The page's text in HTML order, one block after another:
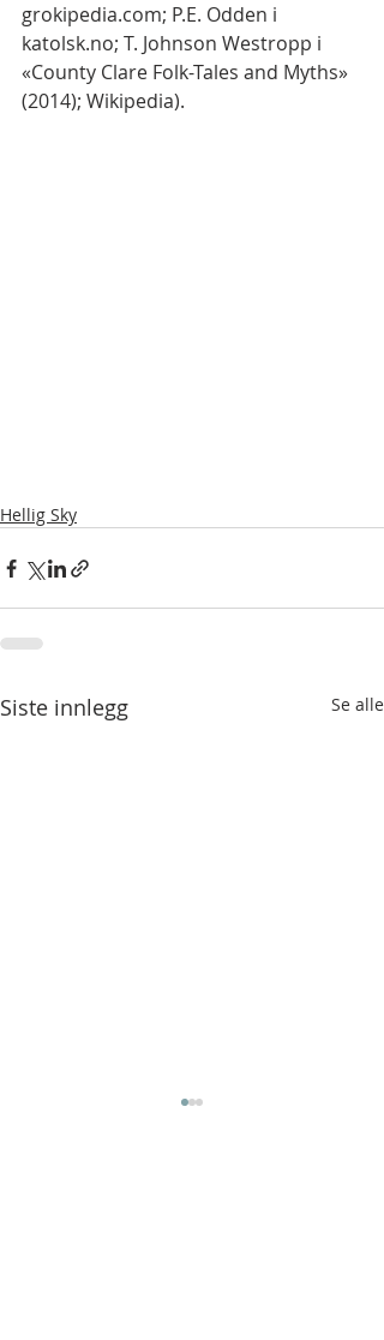
grokipedia.com; P.E. Odden i
katolsk.no; T. Johnson Westropp i
«County Clare Folk-Tales and Myths»
(2014); Wikipedia).
Hellig Sky
Siste innlegg Se alle